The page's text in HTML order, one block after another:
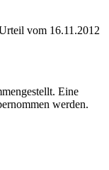
vom 16.11.2012
Eine
werden.